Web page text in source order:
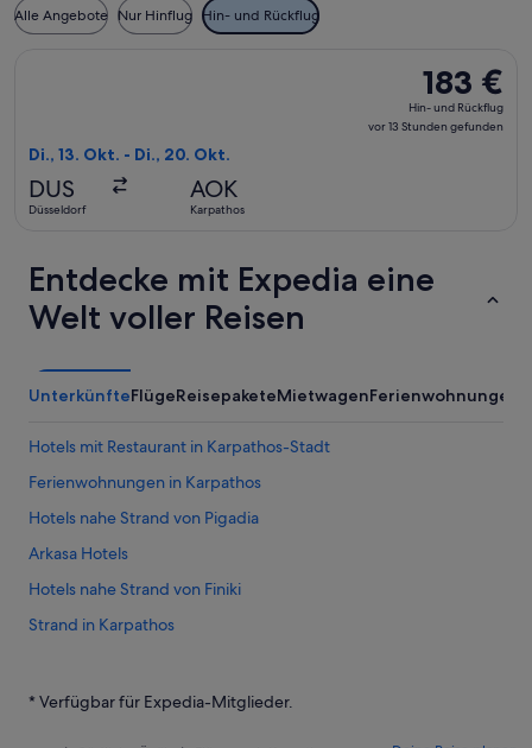
Alle Angebote Nur Hinflug Hin- und Rückflug
183 €
Hin-
und
183 €
Hin- und Rückflug
vor 13 Stunden gefunden
Di., 13. Okt. - Di., 20. Okt.
DUS
Düsseldorf
AOK
Karpathos
Entdecke mit Expedia eine
Welt voller Reisen
UnterkünfteFlügeReisepaketeMietwagenFerienwohnungen
Hotels mit Restaurant in Karpathos-Stadt
Ferienwohnungen in Karpathos
Hotels nahe Strand von Pigadia
Arkasa Hotels
Hotels nahe Strand von Finiki
Strand in Karpathos
Familien in Karpathos
* Verfügbar für Expedia-Mitglieder.